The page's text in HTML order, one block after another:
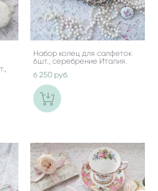
Набор колец для салфеток
6шт., серебрение Италия.
6 250 pуб.